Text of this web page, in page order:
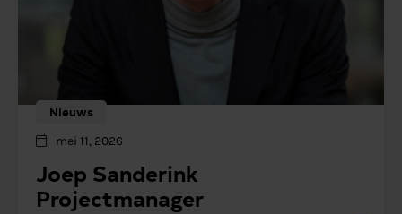
Nieuws
mei 11, 2026
Joep Sanderink
Projectmanager